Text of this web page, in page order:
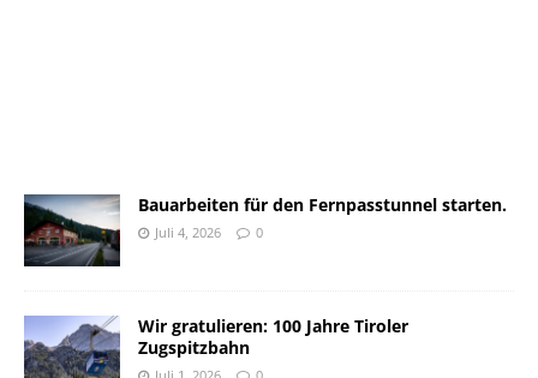
Bauarbeiten für den Fernpasstunnel starten.
Juli 4, 2026 0
Wir gratulieren: 100 Jahre Tiroler
Zugspitzbahn